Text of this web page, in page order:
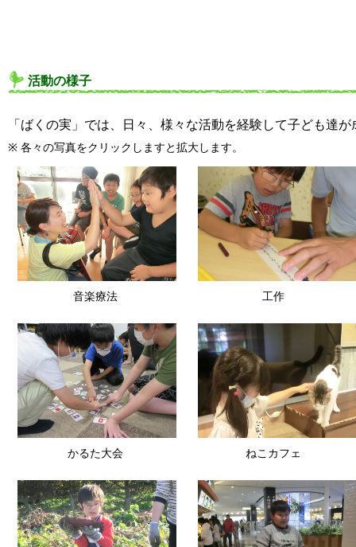
活動の様子
「ばくの実」では、日々、様々な活動を経験して子ども達
※ 各々の写真をクリックしますと拡大します。
音楽療法 工作
かるた大会
かるた大会
ねこカフェ
ねこカフェ